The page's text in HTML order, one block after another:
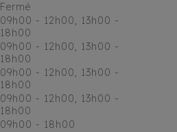
Fermé
09h00 - 12h00, 13h00 -
18h00
09h00 - 12h00, 13h00 -
18h00
09h00 - 12h00, 13h00 -
18h00
09h00 - 12h00, 13h00 -
18h00
09h00 - 18h00